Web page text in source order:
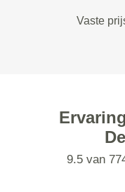
Vaste
9.5 van